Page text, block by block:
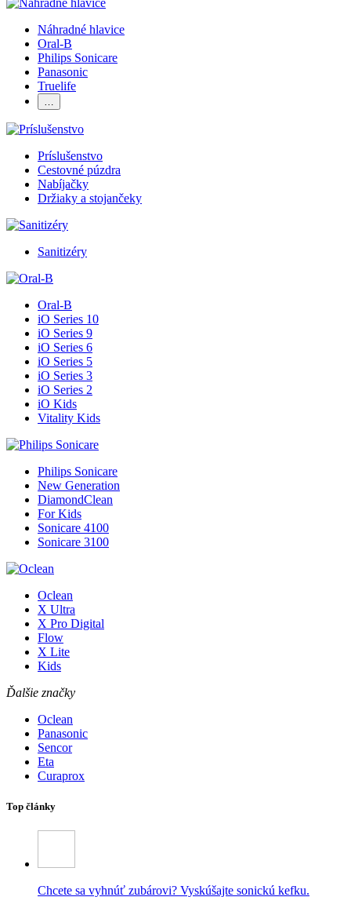
Náhradné hlavice
Oral-B
Philips Sonicare
Panasonic
Truelife
…
Príslušenstvo
Cestovné púzdra
Nabíjačky
Držiaky a stojančeky
Sanitizéry
Oral-B
iO Series 10
iO Series 9
iO Series 6
iO Series 5
iO Series 3
iO Series 2
iO Kids
Vitality Kids
Philips Sonicare
New Generation
DiamondClean
For Kids
Sonicare 4100
Sonicare 3100
Oclean
X Ultra
X Pro Digital
Flow
X Lite
Kids
Ďalšie značky
Oclean
Panasonic
Sencor
Eta
Curaprox
Top články
Chcete sa vyhnúť zubárovi? Vyskúšajte sonickú kefku.